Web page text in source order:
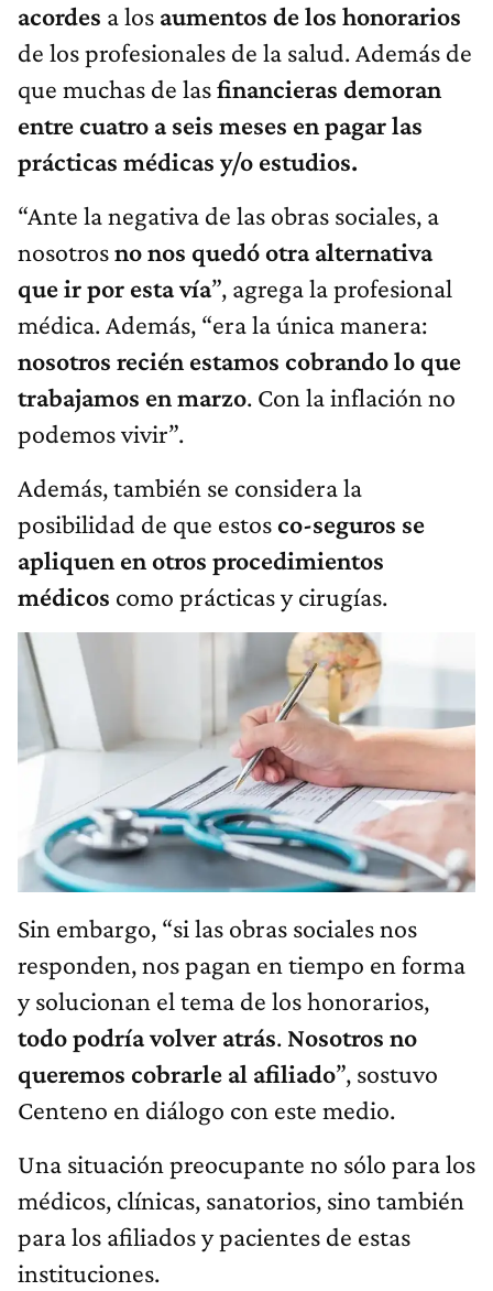
acordes a los aumentos de los honorarios
de los profesionales de la salud. Además de
que muchas de lasfinancieras demoran
entre cuatro a seis meses en pagar las
prácticas médicas y/o estudios.
“Ante la negativa de las obras sociales, a
nosotrosno nos quedó otra alternativa
que ir por esta vía”, agrega la profesional
médica. Además, “era la única manera:
nosotros recién estamos cobrando lo que
trabajamos en marzo. Con la inflación no
podemos vivir”.
Además, también se considera la
posibilidad de que estosco-seguros se
apliquen en otros procedimientos
médicos como prácticas y cirugías.
Sin embargo, “si las obras sociales nos
responden, nos pagan en tiempo en forma
y solucionan el tema de los honorarios,
todo podría volver atrás. Nosotros no
queremos cobrarle al afiliado”, sostuvo
Centeno en diálogo con este medio.
Una situación preocupante no sólo para los
médicos, clínicas, sanatorios, sino también
para los afiliados y pacientes de estas
instituciones.